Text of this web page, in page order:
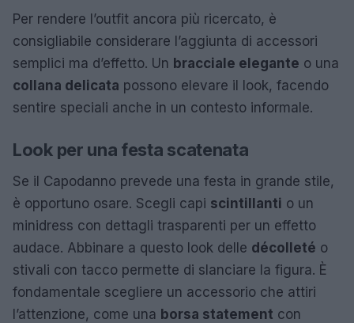
Per rendere l’outfit ancora più ricercato, è
consigliabile considerare l’aggiunta di accessori
semplici ma d’effetto. Un bracciale elegante o una
collana delicata possono elevare il look, facendo
sentire speciali anche in un contesto informale.
Look per una festa scatenata
Se il Capodanno prevede una festa in grande stile,
è opportuno osare. Scegli capi scintillanti o un
minidress con dettagli trasparenti per un effetto
audace. Abbinare a questo look delle décolleté o
stivali con tacco permette di slanciare la figura. È
fondamentale scegliere un accessorio che attiri
l’attenzione, come una borsa statement con